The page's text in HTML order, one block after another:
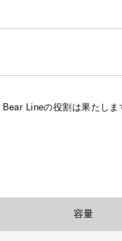
Lineの役割は果たしま
容量